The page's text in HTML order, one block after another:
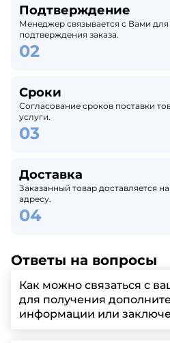
Подтверждение
Менеджер связывается с Вами
подтверждения заказа.
Сроки
Согласование сроков поставки
услуги.
Доставка
Заказанный товар доставляется
адресу.
Ответы на вопросы
Как можно связаться с
для получения
информации или